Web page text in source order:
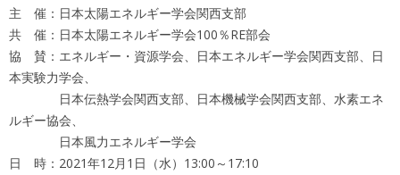
主 催：日本太陽エネルギー学会関西支部
共 催：日本太陽エネルギー学会100％RE部会
協 賛：エネルギー・資源学会、日本エネルギー学会関西支部、日
本実験力学会、
日本伝熱学会関西支部、日本機械学会関西支部、水素エネ
ルギー協会、
日本風力エネルギー学会
日 時：2021年12月1日（水）13:00～17:10